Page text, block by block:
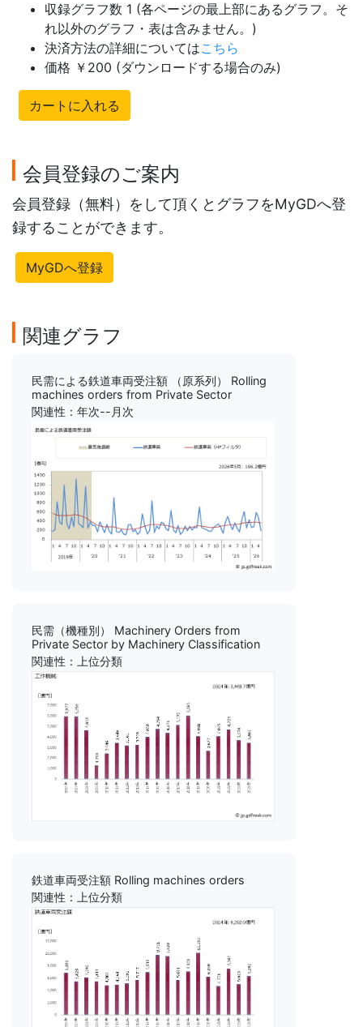
収録グラフ数 1 (各ページの最上部にあるグラフ。そ
れ以外のグラフ・表は含みません。)
決済方法の詳細についてはこちら
価格 ￥200 (ダウンロードする場合のみ)
カートに入れる
会員登録のご案内
会員登録（無料）をして頂くとグラフをMyGDへ登
録することができます。
MyGDへ登録
関連グラフ
民需による鉄道車両受注額 （原系列） Rolling
machines orders from Private Sector
関連性：年次--月次
民需（機種別） Machinery Orders from
Private Sector by Machinery Classification
関連性：上位分類
鉄道車両受注額 Rolling machines orders
関連性：上位分類